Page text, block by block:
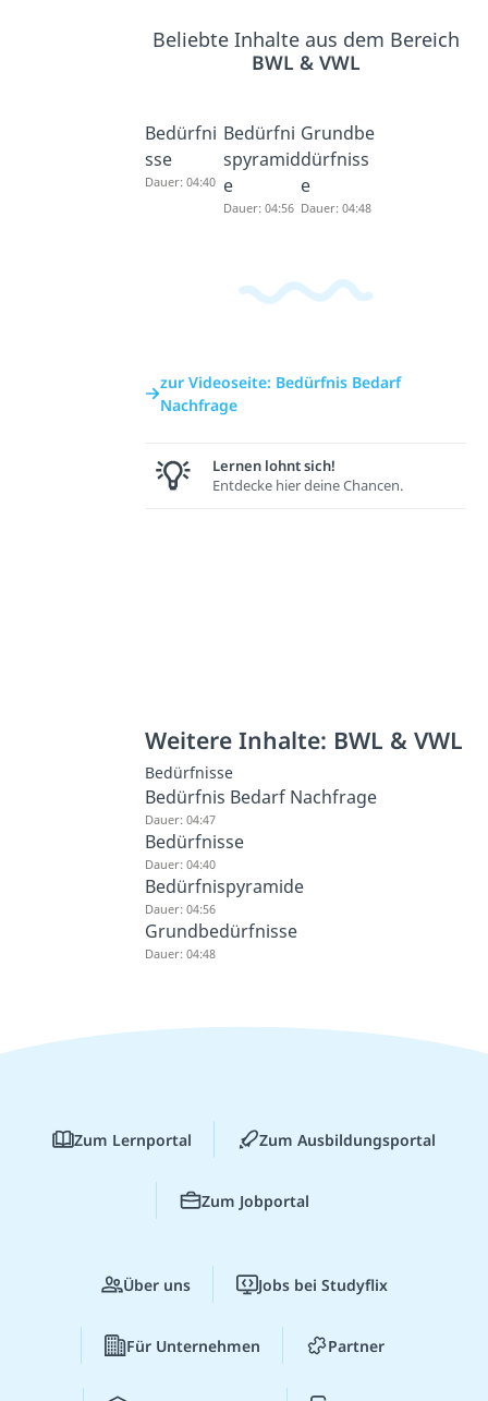
Beliebte Inhalte aus dem Bereich
BWL & VWL
Bedürfni
sse
Dauer: 04:40
Bedürfni
spyramid
e
Dauer: 04:56
Grundbe
dürfniss
e
Dauer: 04:48
zur Videoseite: Bedürfnis Bedarf
Nachfrage
Lernen lohnt sich!
Entdecke hier deine Chancen.
Weitere Inhalte: BWL & VWL
Bedürfnisse
Bedürfnis Bedarf Nachfrage
Dauer: 04:47
Bedürfnisse
Dauer: 04:40
Bedürfnispyramide
Dauer: 04:56
Grundbedürfnisse
Dauer: 04:48
Zum Lernportal Zum Ausbildungsportal
Zum Jobportal
Über uns Jobs bei Studyflix
Für Unternehmen Partner